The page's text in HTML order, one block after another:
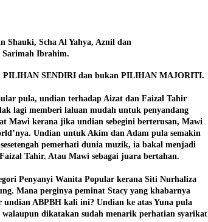
Shauki, Scha Al Yahya, Aznil dan
Sarimah Ibrahim.
PILIHAN SENDIRI dan bukan PILIHAN MAJORITI.
pula, undian terhadap Aizat dan Faizal Tahir
lagi memberi laluan mudah untuk penyandang
Mawi kerana jika undian sebegini berterusan, Mawi
Undian untuk Akim dan Adam pula semakin
pemerhati dunia muzik, ia bakal menjadi
Tahir. Atau Mawi sebagai juara bertahan.
Penyanyi Wanita Popular kerana Siti Nurhaliza
Mana perginya peminat Stacy yang khabarnya
undian ABPBH kali ini? Undian ke atas Yuna pula
dikatakan sudah menarik perhatian syarikat